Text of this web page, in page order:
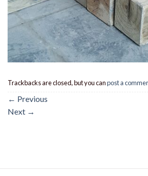
Trackbacks are closed, but you canpost a
← Previous
Next →